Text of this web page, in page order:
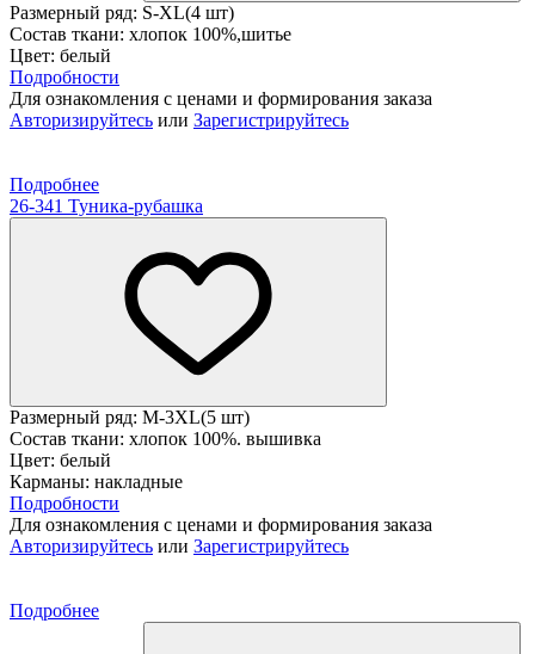
Размерный ряд: S-XL(4 шт)
Состав ткани: хлопок 100%,шитье
Цвет: белый
Подробности
Для ознакомления с ценами и формирования заказа
Авторизируйтесь или Зарегистрируйтесь
Подробнее
26-341 Туника-рубашка
Размерный ряд: M-3XL(5 шт)
Состав ткани: хлопок 100%. вышивка
Цвет: белый
Карманы: накладные
Подробности
Для ознакомления с ценами и формирования заказа
Авторизируйтесь или Зарегистрируйтесь
Подробнее